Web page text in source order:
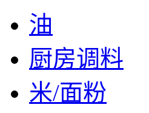
油
厨房调料
米/面粉